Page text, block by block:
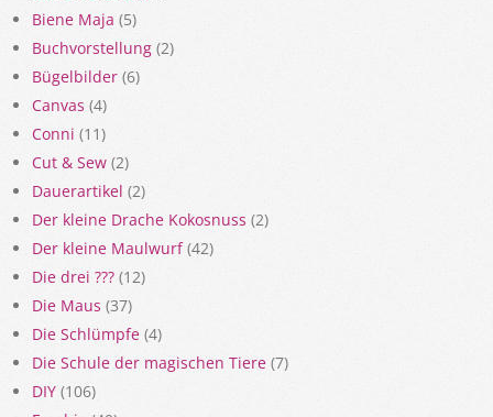
Biene Maja (5)
Buchvorstellung (2)
Bügelbilder (6)
Canvas (4)
Conni (11)
Cut & Sew (2)
Dauerartikel (2)
Der kleine Drache Kokosnuss (2)
Der kleine Maulwurf(42)
Die drei ??? (12)
Die Maus (37)
Die Schlümpfe (4)
Die Schule der magischen Tiere (7)
DIY (106)